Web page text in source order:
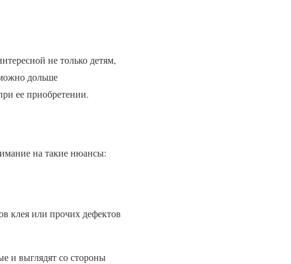
не только детям,
дольше
ее приобретении.
на такие нюансы:
клея или прочих дефектов
и выглядят со стороны